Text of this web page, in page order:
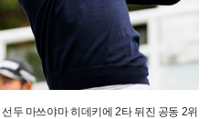
두 마쓰야마 히데키에 2타 뒤진 공동 2위